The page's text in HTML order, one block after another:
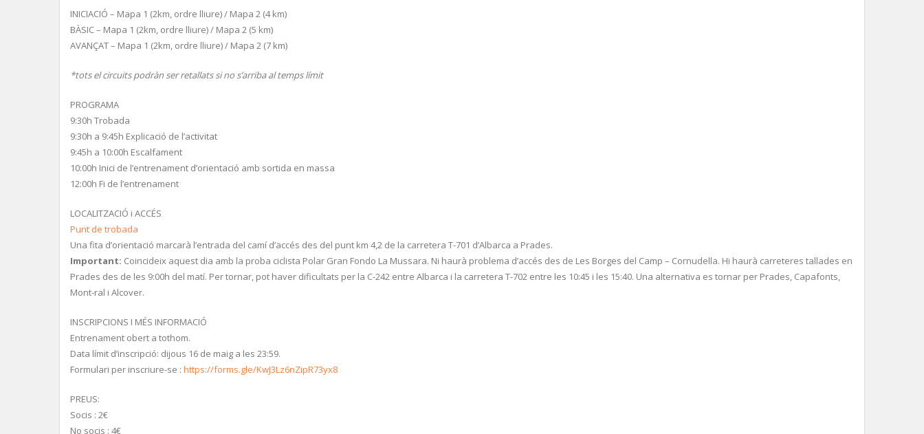
INICIACIÓ – Mapa 1 (2km, ordre lliure) / Mapa 2 (4 km)
BÀSIC – Mapa 1 (2km, ordre lliure) / Mapa 2 (5 km)
AVANÇAT – Mapa 1 (2km, ordre lliure) / Mapa 2 (7 km)
*tots el circuits podràn ser retallats si no s’arriba al temps límit
PROGRAMA
9:30h Trobada
9:30h a 9:45h Explicació de l’activitat
9:45h a 10:00h Escalfament
10:00h Inici de l’entrenament d’orientació amb sortida en massa
12:00h Fi de l’entrenament
LOCALITZACIÓ i ACCÉS
Punt de trobada
Una fita d’orientació marcarà l’entrada del camí d’accés des del punt km 4,2 de la carretera T-701 d’Albarca a Prades.
Important: Coincideix aquest dia amb la proba ciclista Polar Gran Fondo La Mussara. Ni haurà problema d’accés des de Les Borges del Camp – Cornudella. Hi haurà carreteres tallades en
Prades des de les 9:00h del matí. Per tornar, pot haver dificultats per la C-242 entre Albarca i la carretera T-702 entre les 10:45 i les 15:40. Una alternativa es tornar per Prades, Capafonts,
Mont-ral i Alcover.
INSCRIPCIONS I MÉS INFORMACIÓ
Entrenament obert a tothom.
Data límit d’inscripció: dijous 16 de maig a les 23:59.
Formulari per inscriure-se : https://forms.gle/KwJ3Lz6nZipR73yx8
PREUS:
Socis : 2€
No socis : 4€